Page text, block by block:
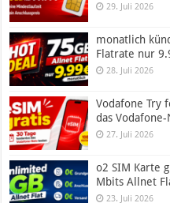
29. Juli 2026
monatlich
Flatrate nur
28. Juli 2026
Vodafone Try
das
27. Juli 2026
o2 SIM Karte
Mbits Allnet
23. Juli 2026